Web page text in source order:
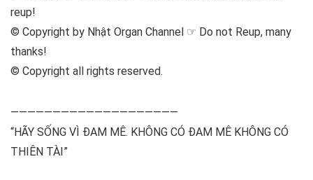
reup!
© Copyright by Nhật Organ Channel ☞ Do not Reup, many
thanks!
© Copyright all rights reserved.
————————————————————
“HÃY SỐNG VÌ ĐAM MÊ. KHÔNG CÓ ĐAM MÊ KHÔNG CÓ
THIÊN TÀI”